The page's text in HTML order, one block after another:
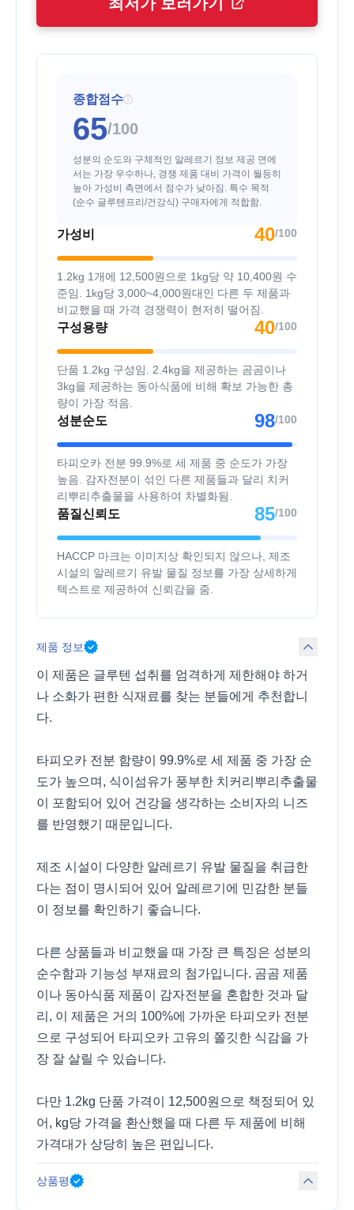
종합점수 i
65/100
성분의 순도와 구체적인 알레르기 정보 제공 면에
서는 가장 우수하나, 경쟁 제품 대비 가격이 월등히
높아 가성비 측면에서 점수가 낮아짐. 특수 목적
(순수 글루텐프리/건강식) 구매자에게 적합함.
가성비 40/100
1.2kg 1개에 12,500원으로 1kg당 약 10,400원 수
준임. 1kg당 3,000~4,000원대인 다른 두 제품과
비교했을 때 가격 경쟁력이 현저히 떨어짐.
구성용량 40/100
단품 1.2kg 구성임. 2.4kg을 제공하는 곰곰이나
3kg을 제공하는 동아식품에 비해 확보 가능한 총
량이 가장 적음.
성분순도 98/100
타피오카 전분 99.9%로 세 제품 중 순도가 가장
높음. 감자전분이 섞인 다른 제품들과 달리 치커
리뿌리추출물을 사용하여 차별화됨.
품질신뢰도 85/100
HACCP 마크는 이미지상 확인되지 않으나, 제조
시설의 알레르기 유발 물질 정보를 가장 상세하게
텍스트로 제공하여 신뢰감을 줌.
제품 정보
이 제품은 글루텐 섭취를 엄격하게 제한해야 하거
나 소화가 편한 식재료를 찾는 분들에게 추천합니
다.
타피오카 전분 함량이 99.9%로 세 제품 중 가장 순
도가 높으며, 식이섬유가 풍부한 치커리뿌리추출물
이 포함되어 있어 건강을 생각하는 소비자의 니즈
를 반영했기 때문입니다.
제조 시설이 다양한 알레르기 유발 물질을 취급한
다는 점이 명시되어 있어 알레르기에 민감한 분들
이 정보를 확인하기 좋습니다.
다른 상품들과 비교했을 때 가장 큰 특징은 성분의
순수함과 기능성 부재료의 첨가입니다. 곰곰 제품
이나 동아식품 제품이 감자전분을 혼합한 것과 달
리, 이 제품은 거의 100%에 가까운 타피오카 전분
으로 구성되어 타피오카 고유의 쫄깃한 식감을 가
장 잘 살릴 수 있습니다.
다만 1.2kg 단품 가격이 12,500원으로 책정되어 있
어, kg당 가격을 환산했을 때 다른 두 제품에 비해
가격대가 상당히 높은 편입니다.
상품평